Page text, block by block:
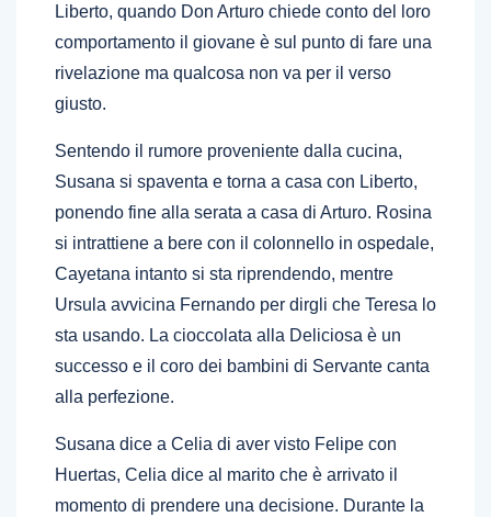
Liberto, quando Don Arturo chiede conto del loro
comportamento il giovane è sul punto di fare una
rivelazione ma qualcosa non va per il verso
giusto.
Sentendo il rumore proveniente dalla cucina,
Susana si spaventa e torna a casa con Liberto,
ponendo fine alla serata a casa di Arturo. Rosina
si intrattiene a bere con il colonnello in ospedale,
Cayetana intanto si sta riprendendo, mentre
Ursula avvicina Fernando per dirgli che Teresa lo
sta usando. La cioccolata alla Deliciosa è un
successo e il coro dei bambini di Servante canta
alla perfezione.
Susana dice a Celia di aver visto Felipe con
Huertas, Celia dice al marito che è arrivato il
momento di prendere una decisione. Durante la